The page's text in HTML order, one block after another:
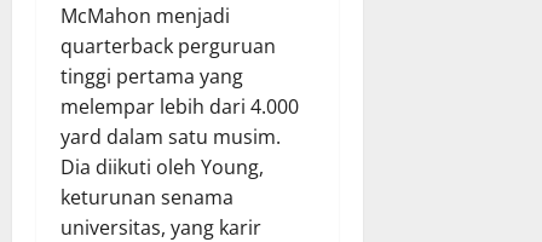
McMahon menjadi
quarterback perguruan
tinggi pertama yang
melempar lebih dari 4.000
yard dalam satu musim.
Dia diikuti oleh Young,
keturunan senama
universitas, yang karir